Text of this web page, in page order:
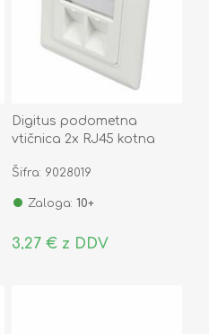
Digitus podometna
vtičnica 2x RJ45 kotna
Šifra: 9028019
Zaloga: 10+
3,27 € z DDV